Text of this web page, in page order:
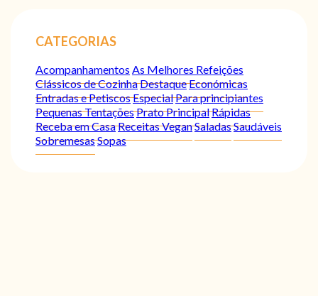
CATEGORIAS
Acompanhamentos As Melhores Refeições
Clássicos de CozinhaDestaqueEconómicas
Entradas e PetiscosEspecialPara principiantes
Pequenas TentaçõesPrato PrincipalRápidas
Receba em CasaReceitas VeganSaladasSaudáveis
SobremesasSopas